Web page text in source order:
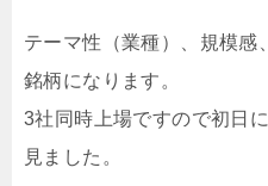
テーマ性（業種）、規模感
銘柄になります。
3社同時上場ですので初日
見ました。